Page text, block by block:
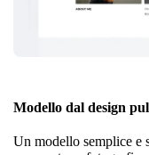
Modello dal design
Un modello semplice e